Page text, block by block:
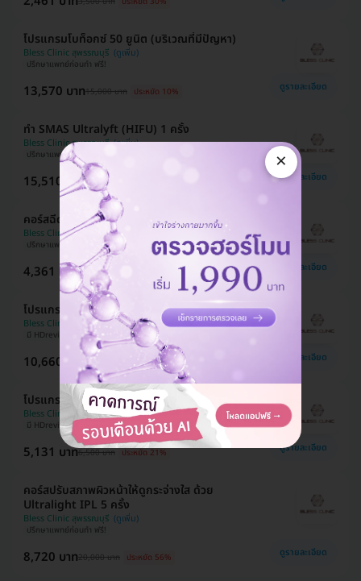
ปรึกษาแพทย์ก่อนทำ ฟรี!
โปรแกรมโบท็อกซ์ 50 ยูนิต (บริเวณที่มีปัญหา)
Bless Clinic สุพรรณบุรี
13,570 บาท15,000 บาท ประหยัด 10% ดูรายละเอียด
ปรึกษาแพทย์ก่อนทำ ฟรี!
ทำ SMAS Ultralyft (HIFU) 1 ครั้ง
Bless Clinic สุพรรณบุรี
15,510 บาท22,490 บาท ดูรายละเอียด
ปรึกษาแพทย์ก่อนทำ ฟรี!
คอร์สฉีด MADE Collagen 16 จุดทั่วใบหน้า 2 ครั้ง
Bless Clinic สุพรรณบุรี
4,361 บาท7,000 บาท ดูรายละเอียด
มี HDreview ปรึกษาแพทย์ก่อนทำ ฟรี!
โปรแกรมโบท็อกซ์ 100 ยูนิต (บริเวณที่มีปัญหา)
Bless Clinic สุพรรณบุรี
10,660 บาท15,000 บาท ประหยัด 29% ดูรายละเอียด
มี HDreview ปรึกษาแพทย์ก่อนทำ ฟรี!
โปรแกรมโบท็อกซ์ 50 ยูนิต (บริเวณที่มีปัญหา)
Bless Clinic สุพรรณบุรี
5,131 บาท6,500 บาท ประหยัด 21% ดูรายละเอียด
ปรึกษาแพทย์ก่อนทำ ฟรี!
คอร์สปรับสภาพผิวหน้าให้ดูกระจ่างใส ด้วย
Ultralight IPL 5 ครั้ง
Bless Clinic สุพรรณบุรี
8,720 บาท20,000 บาท ประหยัด 56% ดูรายละเอียด
×